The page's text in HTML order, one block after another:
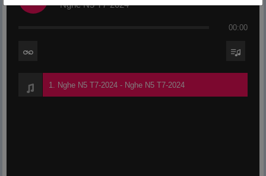
Nghe N5 T7-2024
00:00
1. Nghe N5 T7-2024 - Nghe N5 T7-2024